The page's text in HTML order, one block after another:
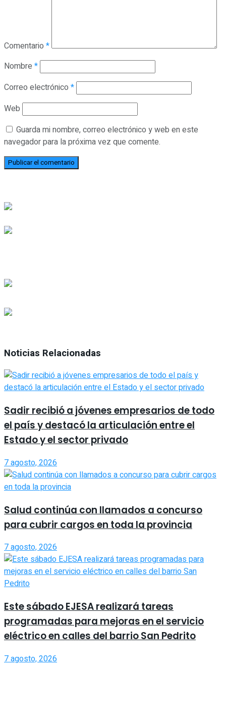
Comentario *
Nombre *
Correo electrónico *
Web
Guarda mi nombre, correo electrónico y web en este
navegador para la próxima vez que comente.
Noticias Relacionadas
Sadir recibió a jóvenes empresarios de todo
el país y destacó la articulación entre el
Estado y el sector privado
7 agosto, 2026
Salud continúa con llamados a concurso
para cubrir cargos en toda la provincia
7 agosto, 2026
Este sábado EJESA realizará tareas
programadas para mejoras en el servicio
eléctrico en calles del barrio San Pedrito
7 agosto, 2026